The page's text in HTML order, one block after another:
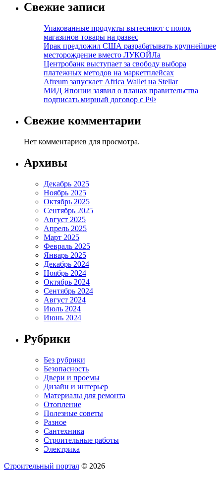
Свежие записи
Упакованные продукты вытесняют с полок
магазинов товары на развес
Ирак предложил США разрабатывать крупнейшее
месторождение вместо ЛУКОЙЛа
Центробанк выступает за свободу выбора
платежных методов на маркетплейсах
Afreum запускает Africa Wallet на Stellar
МИД Японии заявил о планах правительства
подписать мирный договор с РФ
Свежие комментарии
Нет комментариев для просмотра.
Архивы
Декабрь 2025
Ноябрь 2025
Октябрь 2025
Сентябрь 2025
Август 2025
Апрель 2025
Март 2025
Февраль 2025
Январь 2025
Декабрь 2024
Ноябрь 2024
Октябрь 2024
Сентябрь 2024
Август 2024
Июль 2024
Июнь 2024
Рубрики
Без рубрики
Безопасность
Двери и проемы
Дизайн и интерьер
Материалы для ремонта
Отопление
Полезные советы
Разное
Сантехника
Строительные работы
Электрика
Строительный портал © 2026